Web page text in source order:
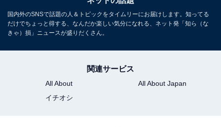
国内外のSNSで話題の人＆トピックをタイムリーにお届けします。知ってる
だけでちょっと得する、なんだか楽しい気分になれる、ネット発「知ら（な
きゃ）損」ニュースが盛りだくさん。
関連サービス
All About
All About Japan
イチオシ